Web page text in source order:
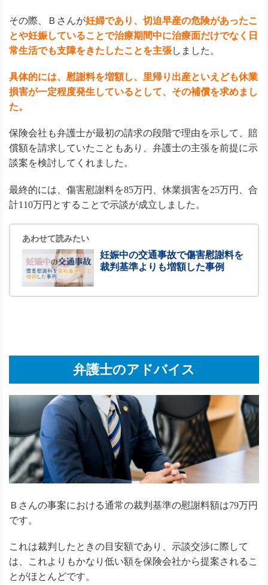
その際、Ｂさんが妊婦であり、切迫早産の危険があったこ
とや妊娠していることで治療期間中に治療面だけでなく日
常生活でも支障をきたしたことを主張しました。
具体的には、慰謝料を増額し、里帰り出産といえども休業
損害が一定程度発生しているとして、その補償を求めまし
た。
保険会社も弁護士が最初の請求の段階で理由を示して、賠
償額を請求していたこともあり、弁護士の主張を前提に示
談案を検討してくれました。
最終的には、傷害慰謝料を85万円、休業損害を25万円、合
計110万円とすることで示談が成立しました。
あわせて読みたい
妊娠中の交通事故で傷害慰謝料を
裁判基準よりも増額した事例
弁護士のアドバイス
Ｂさんの事案における通常の裁判基準の慰謝料額は79万円
です。
これは裁判したときの目安額であり、示談交渉に際して
は、これよりもかなり低い額を保険会社から提案されるこ
とがほとんどです。